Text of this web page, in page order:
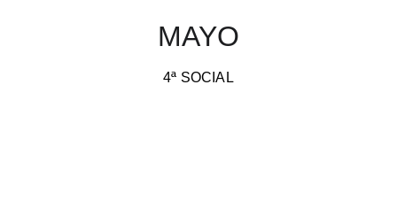
MAYO
4ª SOCIAL